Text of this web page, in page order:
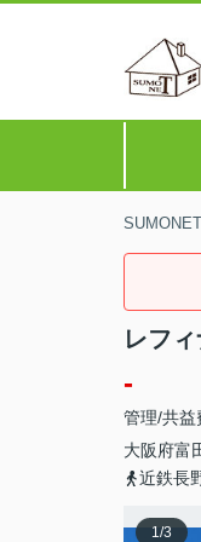
レフ
-
管理/共益
大阪府富
近鉄長
1/3